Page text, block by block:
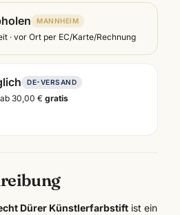
MANNHEIM
· vor Ort per EC/Karte/Rechnung
DE-VERSAND
30,00 € gratis
Dürer Künstlerfarbstift ist ein